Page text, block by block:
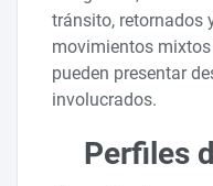
tránsito, retornados
movimientos
pueden presentar
involucrados.
Perfiles